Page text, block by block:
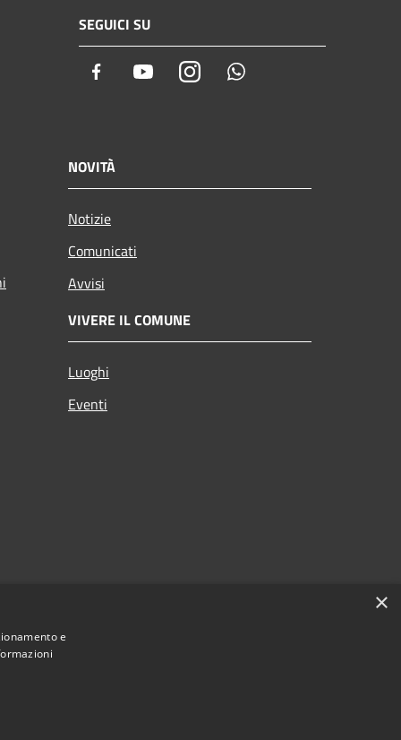
SEGUICI SU
Facebook YoutubeInstagram
NOVITÀ
Notizie
Comunicati
Avvisi
VIVERE IL COMUNE
Luoghi
Eventi
×
e